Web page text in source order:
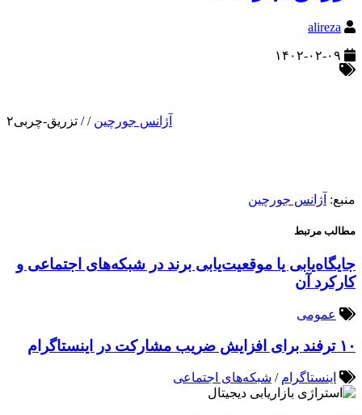
alireza
آژانس جورچین /
/ تزریق-چربی۲
منبع: آژانس جورچین
مطالب مرتبط
جایگاه‌یابی یا موقعیت‌یابی برند در شبکه‌های اجتماعی و
کارکرد آن
عمومی
۱۰ ترفند برای افزایش ضریب مشارکت در اینستاگرام
اینستاگرام / شبکه‌های اجتماعی